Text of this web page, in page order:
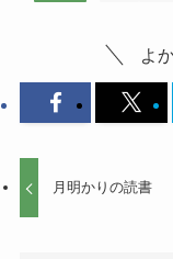
よ
月明かりの読書